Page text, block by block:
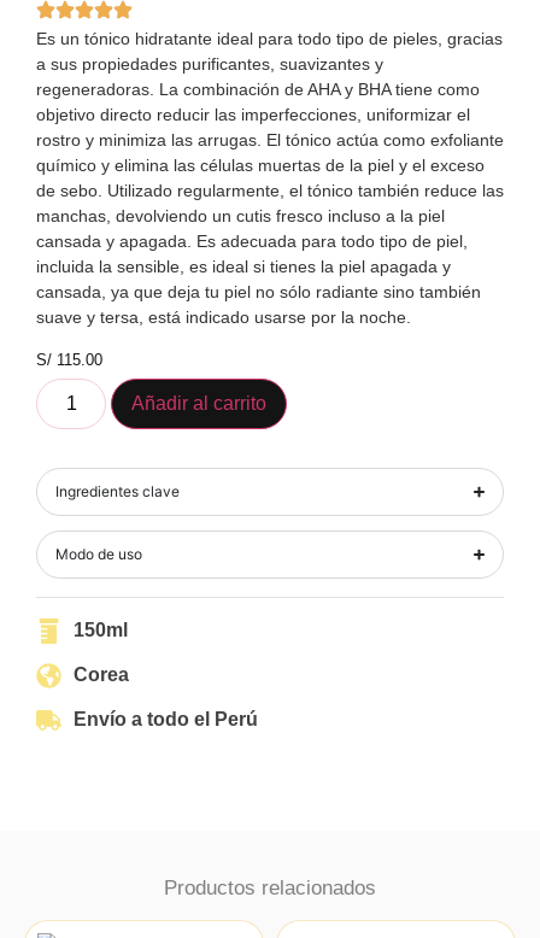
Es un tónico hidratante ideal para todo tipo de pieles, gracias
a sus propiedades purificantes, suavizantes y
regeneradoras. La combinación de AHA y BHA tiene como
objetivo directo reducir las imperfecciones, uniformizar el
rostro y minimiza las arrugas. El tónico actúa como exfoliante
químico y elimina las células muertas de la piel y el exceso
de sebo. Utilizado regularmente, el tónico también reduce las
manchas, devolviendo un cutis fresco incluso a la piel
cansada y apagada. Es adecuada para todo tipo de piel,
incluida la sensible, es ideal si tienes la piel apagada y
cansada, ya que deja tu piel no sólo radiante sino también
suave y tersa, está indicado usarse por la noche.
S/ 115.00
Añadir al carrito
Ingredientes clave
Modo de uso
150ml
Corea
Envío a todo el Perú
Productos relacionados